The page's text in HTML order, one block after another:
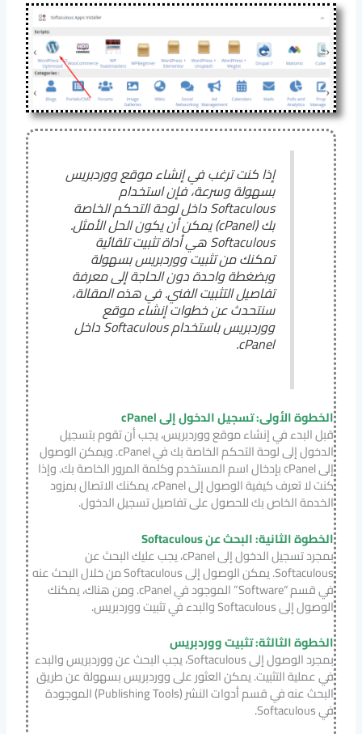
إذا كنت ترغب في إنشاء موقع ووردبريس
بسهولة وسرعة، فإن استخدام
Softaculous داخل لوحة التحكم الخاصة
بك (cPanel) يمكن أن يكون الحل الأمثل.
Softaculous هي أداة تثبيت تلقائية
تمكنك من تثبيت ووردبريس بسهولة
وبضغطة واحدة دون الحاجة إلى معرفة
تفاصيل التثبيت الفني. في هذه المقالة،
سنتحدث عن خطوات إنشاء موقع
ووردبريس باستخدام Softaculous داخل
cPanel.
الخطوة الأولى: تسجيل الدخول إلى cPanel
قبل البدء في إنشاء موقع ووردبريس، يجب أن تقوم بتسجيل
الدخول إلى لوحة التحكم الخاصة بك في cPanel. ويمكن الوصول
إلى cPanel بإدخال اسم المستخدم وكلمة المرور الخاصة بك. وإذا
كنت لا تعرف كيفية الوصول إلى cPanel، يمكنك الاتصال بمزود
الخدمة الخاص بك للحصول على تفاصيل تسجيل الدخول.
الخطوة الثانية: البحث عن Softaculous
بمجرد تسجيل الدخول إلى cPanel، يجب عليك البحث عن
Softaculous. يمكن الوصول إلى Softaculous من خلال البحث عنه
في قسم “Software” الموجود في cPanel. ومن هناك، يمكنك
الوصول إلى Softaculous والبدء في تثبيت ووردبريس.
الخطوة الثالثة: تثبيت ووردبريس
بمجرد الوصول إلى Softaculous، يجب البحث عن ووردبريس والبدء
في عملية التثبيت. يمكن العثور على ووردبريس بسهولة عن طريق
البحث عنه في قسم أدوات النشر (Publishing Tools) الموجودة
في Softaculous.